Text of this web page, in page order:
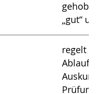
„gut“
regelt
Ablauf